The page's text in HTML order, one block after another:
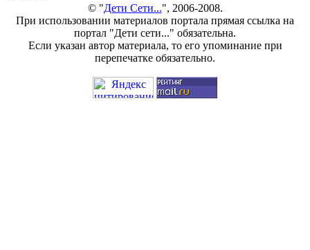
© "Дети Сети...", 2006-2008.
При использовании материалов портала прямая ссылка на
портал "Дети сети..." обязательна.
Если указан автор материала, то его упоминание при
перепечатке обязательно.